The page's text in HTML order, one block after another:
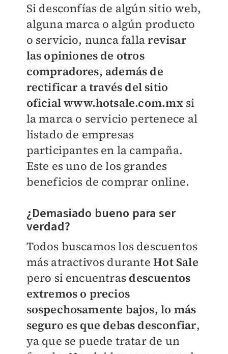
Si desconfías de algún sitio web,
alguna marca o algún producto
o servicio, nunca fallarevisar
las opiniones de otros
compradores, además de
rectificar a través del sitio
oficial www.hotsale.com.mxsi
la marca o servicio pertenece al
listado de empresas
participantes en la campaña.
Este es uno de los grandes
beneficios de comprar online.
¿Demasiado bueno para ser
verdad?
Todos buscamos los descuentos
más atractivos duranteHot Sale
pero si encuentras descuentos
extremos o precios
sospechosamente bajos, lo más
seguro es que debas desconfiar,
ya que se puede tratar de un